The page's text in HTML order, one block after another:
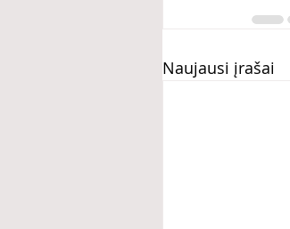
Naujausi įrašai